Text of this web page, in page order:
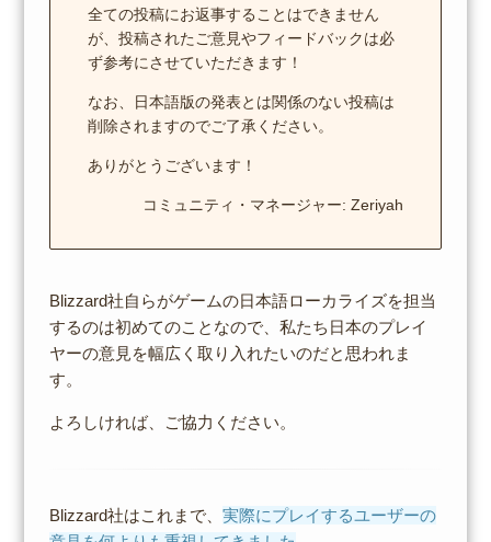
全ての投稿にお返事することはできません
が、投稿されたご意見やフィードバックは必
ず参考にさせていただきます！
なお、日本語版の発表とは関係のない投稿は
削除されますのでご了承ください。
ありがとうございます！
コミュニティ・マネージャー: Zeriyah
Blizzard社自らがゲームの日本語ローカライズを担当
するのは初めてのことなので、私たち日本のプレイ
ヤーの意見を幅広く取り入れたいのだと思われま
す。
よろしければ、ご協力ください。
Blizzard社はこれまで、 実際にプレイするユーザーの